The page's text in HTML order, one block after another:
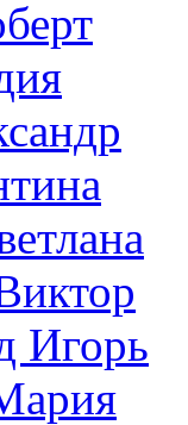
Игорь